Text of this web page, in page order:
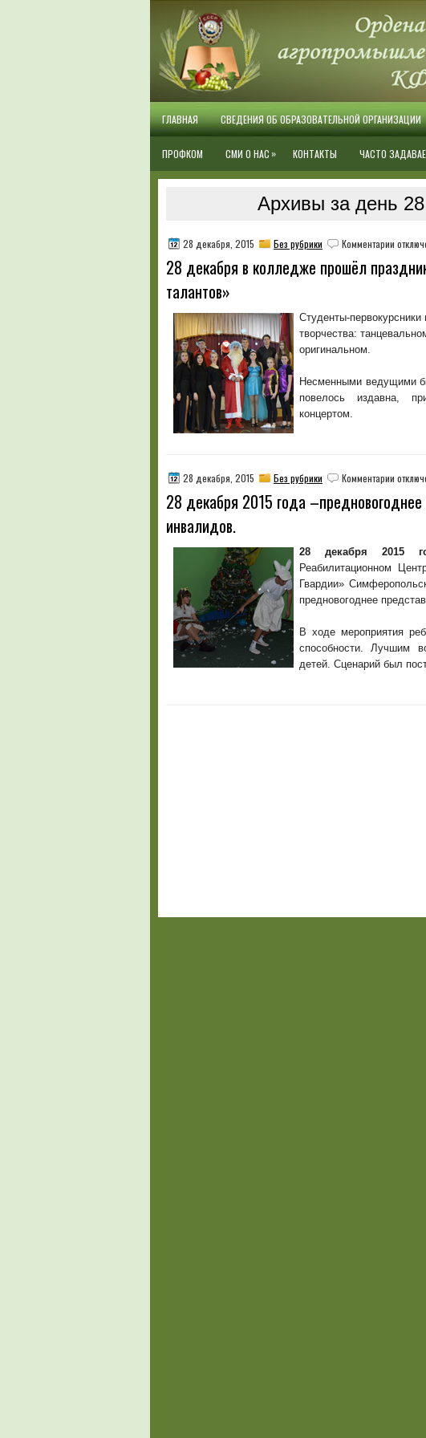
ГЛАВНАЯ СВЕДЕНИЯ ОБ ОБРАЗОВАТЕЛЬНОЙ ОРГАНИЗАЦИИ
ПРОФКОМ СМИ О НАС » КОНТАКТЫ ЧАСТО
Архивы за день
28 декабря, 2015 Без рубрики Комментарии к
28
прошёл
28 декабря в колледже прошёл
талантов»
Студенты-
творчества:
оригинальном.
Несменными ведущими
повелось издавна,
концертом.
28 декабря, 2015 Без рубрики Комментарии к
28
года
–
для
28 декабря 2015 года
инвалидов.
28 декабря 2015
Реабилитационном
Гвардии»
предновогоднее
В ходе мероприятия
способности. Лучшим
детей. Сценарий был